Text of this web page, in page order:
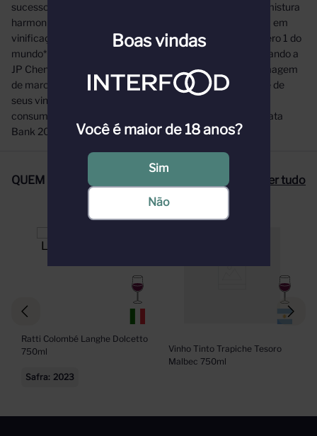
sucesso, na França e em mais de 166 países Como uma mistura
harmoniosa, combina paixão, compromisso e experiência em
vinificação para fazer do JP Chenet o vinho francês número 1 do
mundo* Essa renovação vai além das aparências estão dando a
JP Chenet um novo tom de comunicação para que sua imagem
de marca seja um verdadeiro reflexo da incrível qualidade de
seus vinhos e do que a JP Chenet representa para cada
consumidor em todo o mundo França!” *Source: ImpactData
Bank 2023
QUEM COMPROU, COMPROU TAMBÉM Ver tudo
Ratti Colombé Langhe Dolcetto
750ml
Safra 2023
Vinho Tinto Trapiche Tesoro
Malbec 750ml
Boas vindas
Você é maior de 18 anos?
Sim
Não